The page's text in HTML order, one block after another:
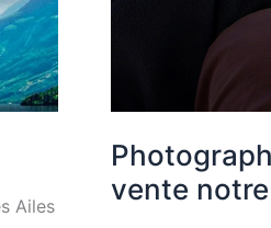
Ailes
vente